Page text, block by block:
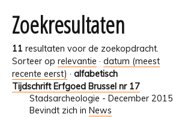
Zoekresultaten
11 resultaten voor de zoekopdracht.
Sorteer op relevantie · datum (meest
recente eerst) · alfabetisch
Tijdschrift Erfgoed Brussel nr 17
Stadsarcheologie - December 2015
Bevindt zich in News